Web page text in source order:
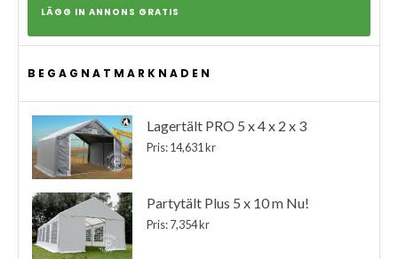
LÄGG IN ANNONS GRATIS
BEGAGNATMARKNADEN
Lagertält PRO 5 x 4 x 2 x 3
Pris: 14,631 kr
Partytält Plus 5 x 10 m Nu!
Pris: 7,354 kr